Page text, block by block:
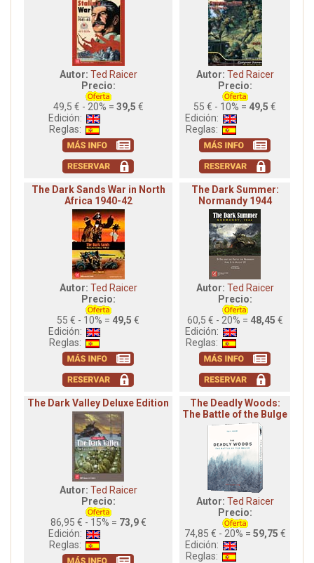
Autor: Ted Raicer
Precio:
49,5 € - 20% = 39,5 €
Edición:
Reglas:
Autor: Ted Raicer
Precio:
55 € - 10% = 49,5 €
Edición:
Reglas:
The Dark Sands War in North
Africa 1940-42
Autor: Ted Raicer
Precio:
55 € - 10% = 49,5 €
Edición:
Reglas:
The Dark Summer:
Normandy 1944
Autor: Ted Raicer
Precio:
60,5 € - 20% = 48,45 €
Edición:
Reglas:
The Dark Valley Deluxe Edition
Autor: Ted Raicer
Precio:
86,95 € - 15% = 73,9€
Edición:
Reglas:
The Deadly Woods:
The Battle of the Bulge
Autor: Ted Raicer
Precio:
74,85 € - 20% = 59,75 €
Edición:
Reglas: